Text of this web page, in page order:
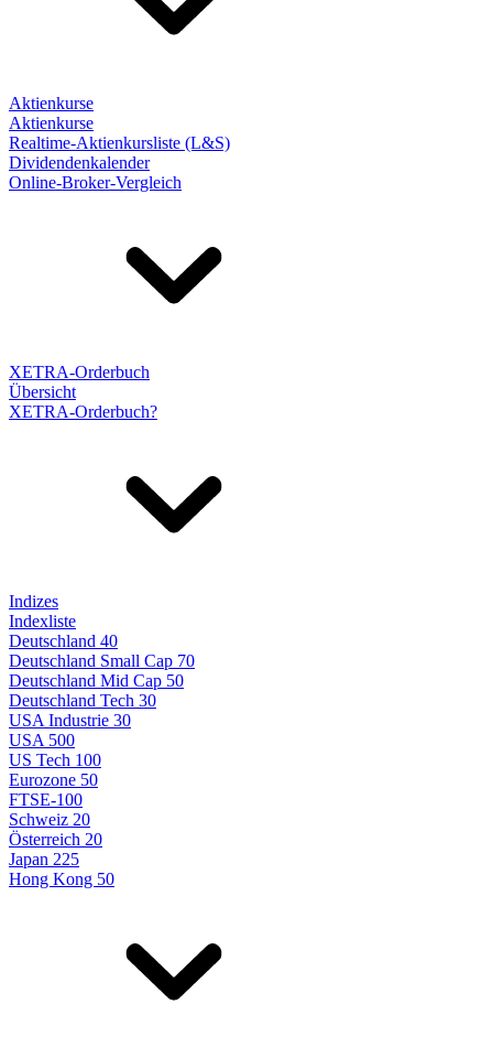
Aktienkurse
Aktienkurse
Realtime-Aktienkursliste (L&S)
Dividendenkalender
Online-Broker-Vergleich
XETRA-Orderbuch
Übersicht
XETRA-Orderbuch?
Indizes
Indexliste
Deutschland 40
Deutschland Small Cap 70
Deutschland Mid Cap 50
Deutschland Tech 30
USA Industrie 30
USA 500
US Tech 100
Eurozone 50
FTSE-100
Schweiz 20
Österreich 20
Japan 225
Hong Kong 50